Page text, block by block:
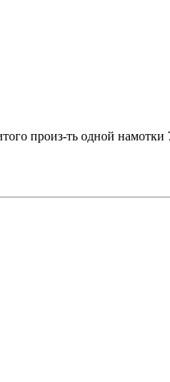
произ-ть одной намотки